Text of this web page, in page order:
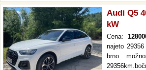
Audi Q5
kW
Cena:
najeto
brno